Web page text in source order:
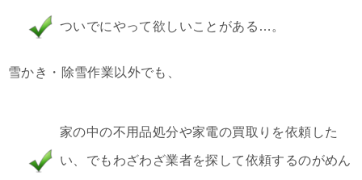
ついでにやって欲しいことがある…。
雪かき・除雪作業以外でも、
家の中の不用品処分や家電の買取りを依頼した
い、でもわざわざ業者を探して依頼するのがめん